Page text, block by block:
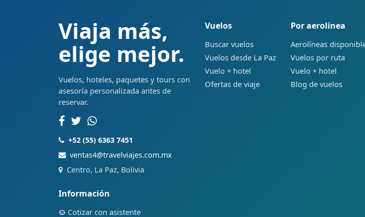
Viaja más,
elige mejor.
Vuelos, hoteles, paquetes y tours con
asesoría personalizada antes de
reservar.
+52 (55) 6363 7451
ventas4@travelviajes.com.mx
Centro, La Paz, Bolivia
Vuelos
Buscar vuelos
Vuelos desde La Paz
Vuelo + hotel
Ofertas de viaje
Por aerolínea
Aerolíneas
Vuelos por ruta
Vuelo + hotel
Blog de vuelos
Información
Cotizar con asistente